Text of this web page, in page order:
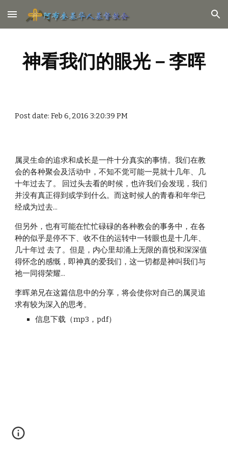
Skip to main content Skip to navigation
神看我们的眼光－李晖
Post date: Feb 6, 2016 3:20:39 PM
属灵生命的追求和成长是一件十分真实的事情。我们在教
会的各种聚会及活动中，不知不觉可能一晃就十几年、几
十年过去了。 回过头去看的时候，也许我们会发现，我们
并没有真正得到或学到什么。而这时候人的青春和年华已
经成为过去...
但另外，也有可能在忙忙碌碌的各种教会的事务中，在各
种的似乎是停不下、收不住的运转中一转眼也是十几年、
几十年过 去了。但是，内心里却涌上无限的喜悦和深深值
得怀念的感慨，即神真的爱我们，这一切都是神叫我们与
祂一同得荣耀...
李晖弟兄在这篇信息中的分享，将会使你对自己的属灵追
求有较为深入的思考。
信息下载（mp3，pdf）